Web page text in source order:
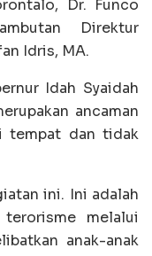
Dr. Funco
Direktur
Idris, MA.
Idah Syaidah
ancaman
tempat dan tidak
ini. Ini adalah
melalui
anak-anak